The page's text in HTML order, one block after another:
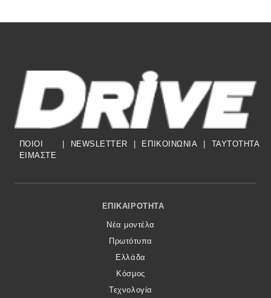
ΠΟΙΟΙ
ΕΙΜΑΣΤΕ
NEWSLETTER ΕΠΙΚΟΙΝΩΝΙΑ TAYTOTHTA
Footer Menu
ΕΠΙΚΑΙΡΌΤΗΤΑ
Νέα μοντέλα
Πρωτότυπα
Ελλάδα
Κόσμος
Τεχνολογία